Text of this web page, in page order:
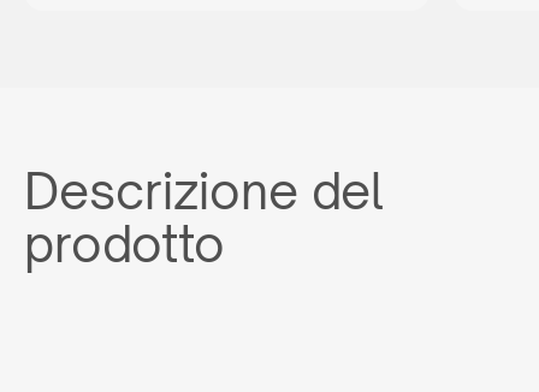
Descrizione del
prodotto